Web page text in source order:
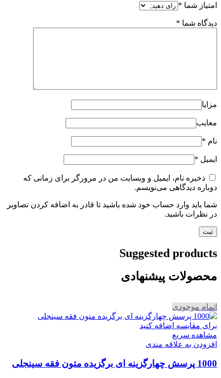
امتیاز شما *
دیدگاه شما *
مزایا
معایب
نام *
ایمیل *
ذخیره نام، ایمیل و وبسایت من در مرورگر برای زمانی که
دوباره دیدگاهی می‌نویسم.
شما باید وارد حساب خود شده باشید تا قادر به اضافه کردن تصاویر
در نظرات باشید.
Suggested products
محصولات پیشنهادی
اتمام موجودی
برای مقایسه اضافه کنید
مشاهده سریع
افزودن به علاقه مندی
1000 پرسش چهارگزینه ای برگزیده متون فقه سینجلی